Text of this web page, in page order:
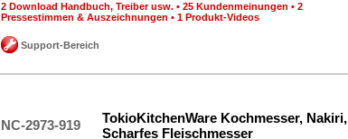
2 Download Handbuch, Treiber usw. • 25 Kundenmeinungen • 2
Pressestimmen & Auszeichnungen • 1 Produkt-Videos
Support-Bereich
NC-2973-919
TokioKitchenWare Kochmesser, Nakiri,
Scharfes Fleischmesser